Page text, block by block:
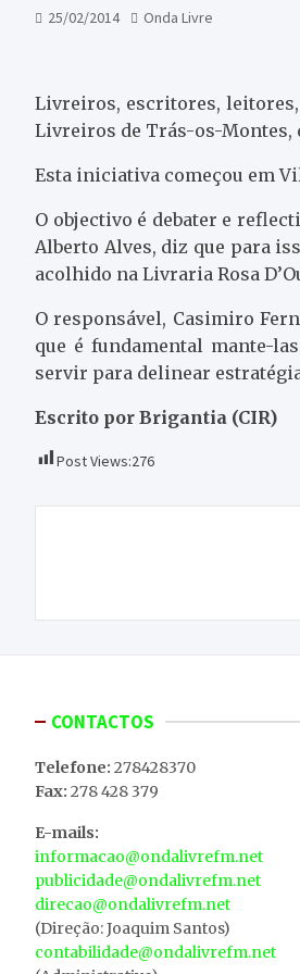
25/02/2014 Onda Livre
Livreiros, escritores,
Livreiros de Trás-os-Montes,
Esta iniciativa começou em
O objectivo é debater e
Alberto Alves, diz que para
acolhido na Livraria Rosa
O responsável, Casimiro
que é fundamental mante-
servir para delinear
Escrito por Brigantia (CIR)
Post Views:276
artigos
CONTACTOS
Telefone: 278428370
Fax: 278 428 379
E-mails:
informacao@ondalivrefm.net
publicidade@ondalivrefm.net
direcao@ondalivrefm.net
(Direção: Joaquim Santos)
contabilidade@ondalivrefm.net